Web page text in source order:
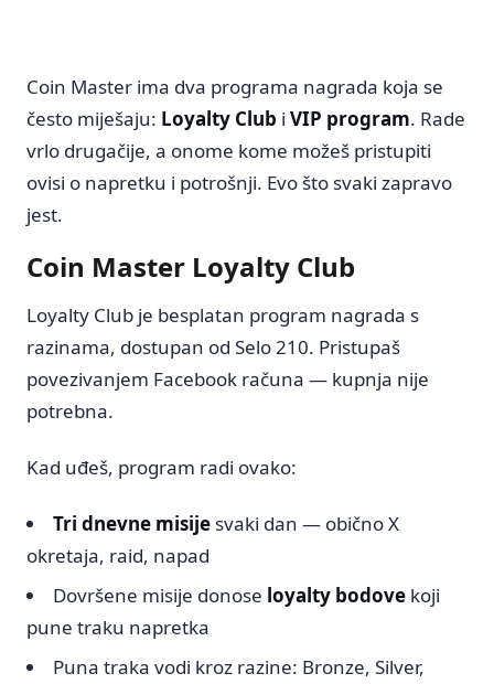
Coin Master ima dva programa nagrada koja se
često miješaju: Loyalty Club i VIP program. Rade
vrlo drugačije, a onome kome možeš pristupiti
ovisi o napretku i potrošnji. Evo što svaki zapravo
jest.
Coin Master Loyalty Club
Loyalty Club je besplatan program nagrada s
razinama, dostupan od Selo 210. Pristupaš
povezivanjem Facebook računa — kupnja nije
potrebna.
Kad uđeš, program radi ovako:
Tri dnevne misije svaki dan — obično X
okretaja, raid, napad
Dovršene misije donose loyalty bodove koji
pune traku napretka
Puna traka vodi kroz razine: Bronze, Silver,